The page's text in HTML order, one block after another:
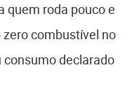
quem roda pouco e
combustível no
consumo declarado